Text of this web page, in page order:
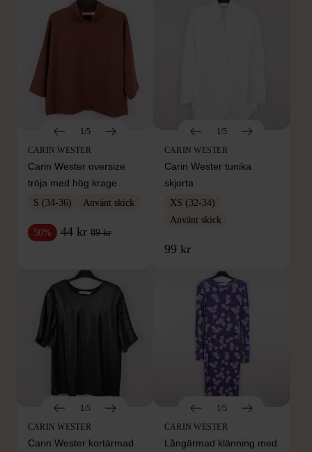
1/5
CARIN WESTER
Carin Wester oversize
tröja med hög krage
S (34-36) Använt skick
50% 44 kr 89 kr
1/5
CARIN WESTER
Carin Wester tunika
skjorta
XS (32-34)
Använt skick
99 kr
1/5
CARIN WESTER
Carin Wester kortärmad
1/5
CARIN WESTER
Långärmad klänning med